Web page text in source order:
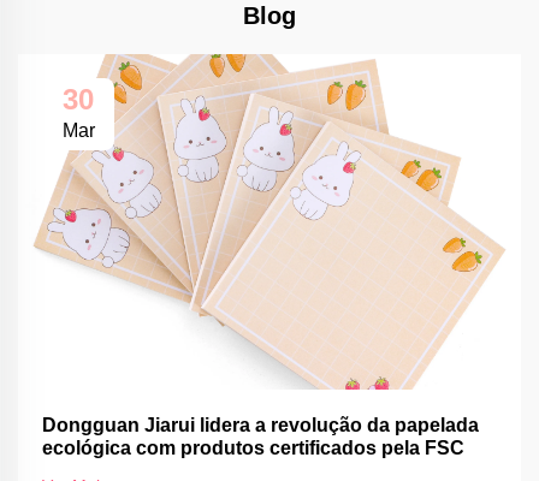
Blog
30
Mar
Dongguan Jiarui lidera a revolução da papelada
ecológica com produtos certificados pela FSC